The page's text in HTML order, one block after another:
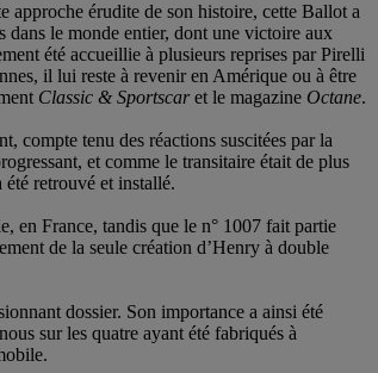
approche érudite de son histoire, cette Ballot a
dans le monde entier, dont une victoire aux
été accueillie à plusieurs reprises par Pirelli
il lui reste à revenir en Amérique ou à être
Classic & Sportscaret le magazine Octane.
compte tenu des réactions suscitées par la
et comme le transitaire était de plus
retrouvé et installé.
en France, tandis que le n° 1007 fait partie
de la seule création d’Henry à double
dossier. Son importance a ainsi été
sur les quatre ayant été fabriqués à